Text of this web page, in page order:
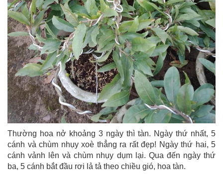
Thường hoa nở khoảng 3 ngày thì tàn. Ngày thứ nhất, 5
cánh và chùm nhụy xoè thẳng ra rất đẹp! Ngày thứ hai, 5
cánh vảnh lên và chùm nhụy dụm lại. Qua đến ngày thứ
ba, 5 cánh bắt đầu rơi lả tả theo chiều gió, hoa tàn.